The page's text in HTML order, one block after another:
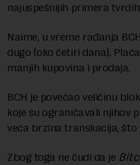
najuspešnijih primera
Naime, u vreme rađanja
dugo (oko četiri dana).
manjih kupovina i prodaja.
BCH je povećao veličinu
koje su ograničavali njihov
veća brzina transkacija, što
Zbog toga ne čudi da je